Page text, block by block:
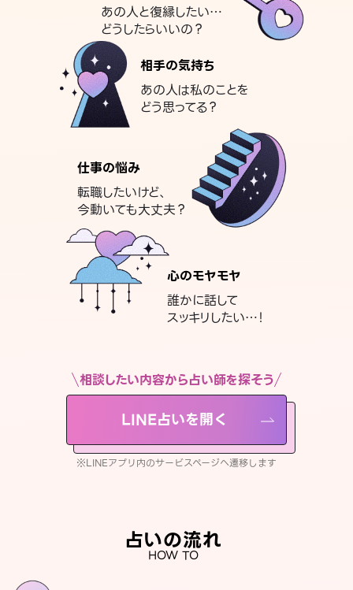
あの人と復縁したい…
どうしたらいいの？
相手の気持ち
あの人は私のことを
どう思ってる？
仕事の悩み
転職したいけど、
今動いても大丈夫？
心のモヤモヤ
誰かに話して
スッキリしたい…！
相談したい内容から占い師を探そう
LINE占いを開く
※LINEアプリ内のサービスページへ遷移します
占いの流れ
HOW TO